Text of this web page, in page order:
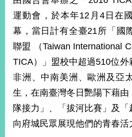
運動會，於本年12月4日在
幕，當日計有全臺21所「國
聯盟 （Taiwan International
TICA）」盟校中超過510位外
非洲、中南美洲、歐洲及亞
生，在南臺灣冬日艷陽下藉
隊接力」、「拔河比賽」及「
向府城民眾展現他們的青春活